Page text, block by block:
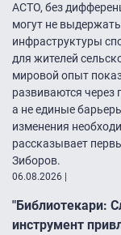
АСТО, без
могут не
инфраструктуры
для жителей
мировой опыт
развиваются через
а не единые
изменения
рассказывает
Зиборов.
06.08.2026
"Библиотекари:
инструмент